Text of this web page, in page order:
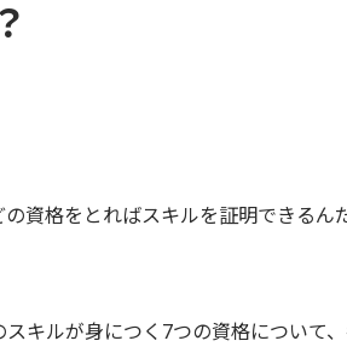
の資格をとればスキルを証明できるん
キルが身につく7つの資格について